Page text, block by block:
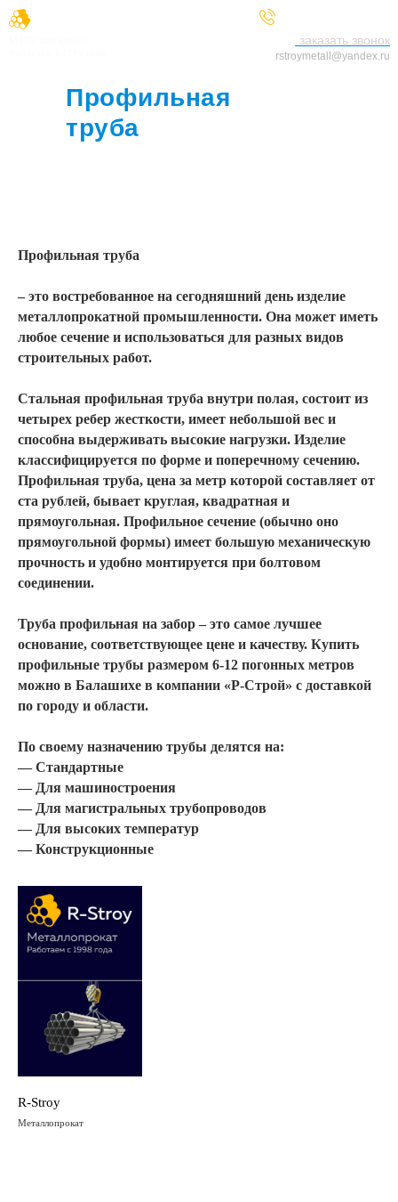
заказать звонок
rstroymetall@yandex.ru
Профильная
труба
Профильная труба
– это востребованное на сегодняшний день изделие
металлопрокатной промышленности. Она может иметь
любое сечение и использоваться для разных видов
строительных работ.
Стальная профильная труба внутри полая, состоит из
четырех ребер жесткости, имеет небольшой вес и
способна выдерживать высокие нагрузки. Изделие
классифицируется по форме и поперечному сечению.
Профильная труба, цена за метр которой составляет от
ста рублей, бывает круглая, квадратная и
прямоугольная. Профильное сечение (обычно оно
прямоугольной формы) имеет большую механическую
прочность и удобно монтируется при болтовом
соединении.
Труба профильная на забор – это самое лучшее
основание, соответствующее цене и качеству. Купить
профильные трубы размером 6-12 погонных метров
можно в Балашихе в компании «Р-Строй» с доставкой
по городу и области.
По своему назначению трубы делятся на:
— Стандартные
— Для машиностроения
— Для магистральных трубопроводов
— Для высоких температур
— Конструкционные
R-Stroy
Металлопрокат